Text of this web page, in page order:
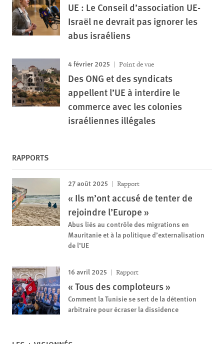
UE : Le Conseil d’association UE-
Israël ne devrait pas ignorer les
abus israéliens
4 février 2025 Point de vue
Des ONG et des syndicats
appellent l’UE à interdire le
commerce avec les colonies
israéliennes illégales
RAPPORTS
27 août 2025 Rapport
« Ils m’ont accusé de tenter de
rejoindre l’Europe »
Abus liés au contrôle des migrations en
Mauritanie et à la politique d’externalisation
de l’UE
16 avril 2025 Rapport
« Tous des comploteurs »
Comment la Tunisie se sert de la détention
arbitraire pour écraser la dissidence